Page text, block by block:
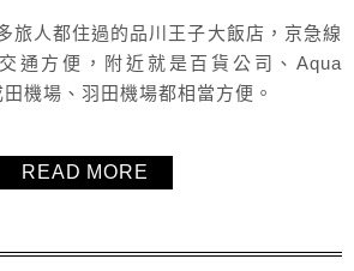
旅人都住過的品川王子大飯店，京急線
通方便，附近就是百貨公司、Aqua
機場、羽田機場都相當方便。
READ MORE